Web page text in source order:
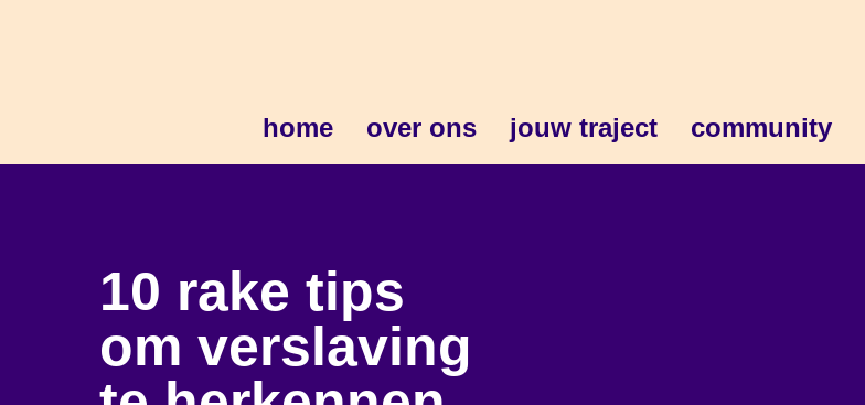
home over ons jouw traject community
10 rake tips
om verslaving